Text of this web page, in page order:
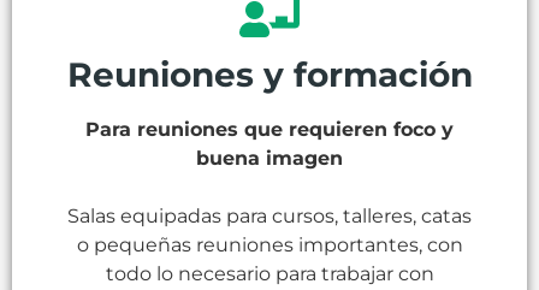
Reuniones y formación
Para reuniones que requieren foco y
buena imagen
Salas equipadas para cursos, talleres, catas
o pequeñas reuniones importantes, con
todo lo necesario para trabajar con